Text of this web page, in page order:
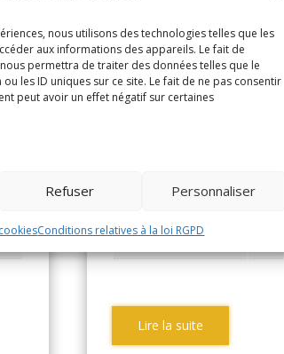
nous utilisons des technologies telles que les
aux informations des appareils. Le fait de
permettra de traiter des données telles que le
les ID uniques sur ce site. Le fait de ne pas consentir
peut avoir un effet négatif sur certaines
Refuser Personnaliser
Conditions relatives à la loi RGPD
STILL EXV12
(2624)
fabrication
2009
Horamètre
Lire la suite